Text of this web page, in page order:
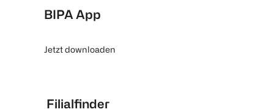
BIPA App
Jetzt downloaden
Filialfinder